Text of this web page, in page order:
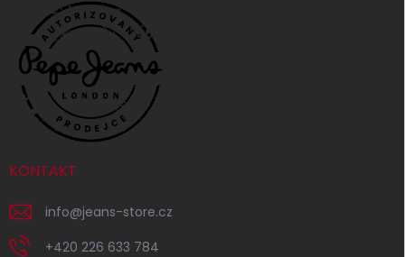
KONTAKT
info@jeans-store.cz
+420 226 633 784